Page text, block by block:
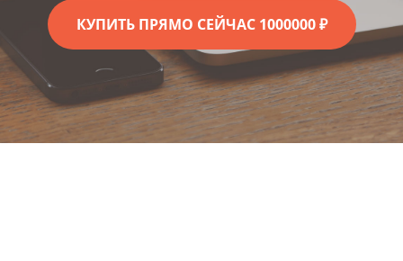
КУПИТЬ ПРЯМО СЕЙЧАС 1000000 ₽